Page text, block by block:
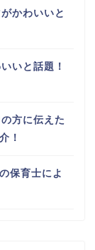
かわいいと
いと話題！
方に伝えた
！
保育士によ